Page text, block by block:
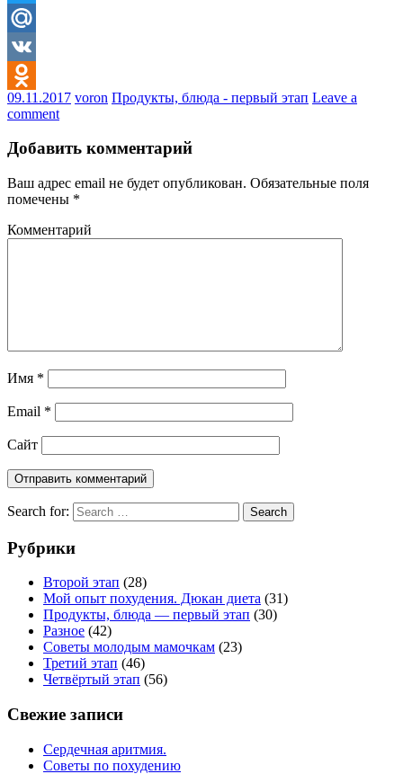
Twitter
Mail.Ru
VK
Odnoklassniki
09.11.2017 voron Продукты, блюда - первый этап Leave a
comment
Добавить комментарий
Ваш адрес email не будет опубликован. Обязательные поля
помечены *
Комментарий
Имя *
Email *
Сайт
Search for: Search
Рубрики
Второй этап (28)
Мой опыт похудения. Дюкан диета (31)
Продукты, блюда — первый этап (30)
Разное (42)
Советы молодым мамочкам (23)
Третий этап (46)
Четвёртый этап (56)
Свежие записи
Сердечная аритмия.
Советы по похудению